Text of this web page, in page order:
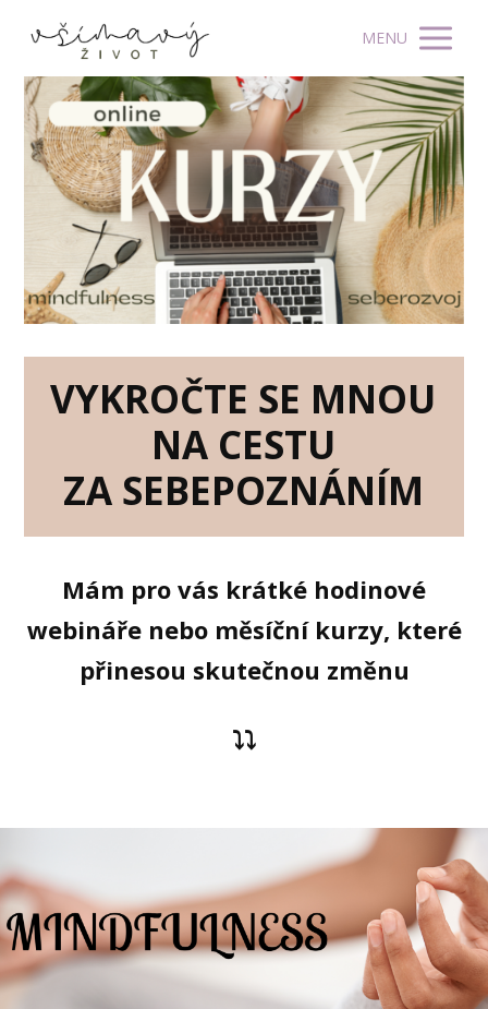
MENU
VYKROČTE SE MNOU
NA CESTU
ZA SEBEPOZNÁNÍM
Mám pro vás krátké hodinové
webináře nebo měsíční kurzy, které
přinesou skutečnou změnu
⤵︎⤵︎